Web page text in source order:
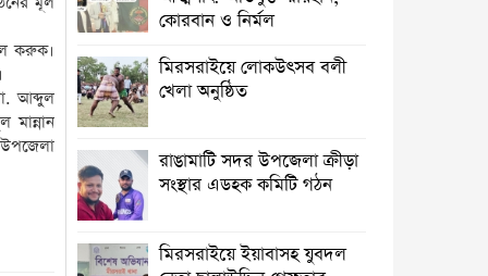
করুক।
আব্দুল
পর্যটন খাতকে টেকসই ও অর্থনীতির
অন্যতম চালিকাশক্তি হিসেবে গড়ে তুলতে
সরকার কাজ করছে : পর্যটন মন্ত্রী
ঈশ্বরগঞ্জে চলাচলের রাস্তা বন্ধ করে ঘর
নির্মাণের অভিযোগ
অহেতুক প্রকল্প নয়, পাহাড়িদের
জীবনমান উন্নয়নে বাস্তবভিত্তিক কার্যকর
উদ্যোগ নেয়ার আহ্বান পার্বত্য প্রতিমন্ত্রীর
তাহসিনা রুশদীর লুনা এমপি’র সা‌থে
কোরবান ও নির্মল
মিরসরাইয়ে লোকউৎসব বলী
খেলা অনুষ্ঠিত
রাঙামাটি সদর উপজেলা ক্রীড়া
সংস্থার এডহক কমিটি গঠন
মিরসরাইয়ে ইয়াবাসহ যুবদল